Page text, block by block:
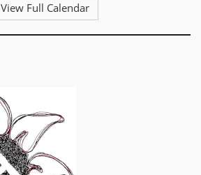
View Full Calendar